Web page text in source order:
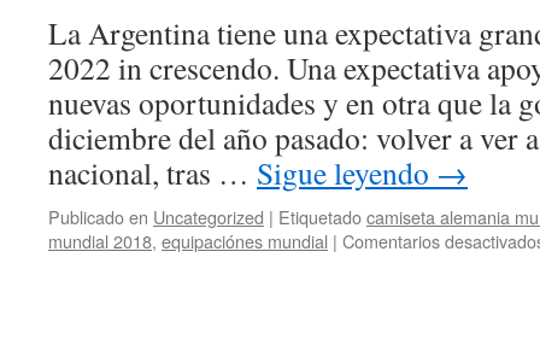
La Argentina tiene una expectativa
2022 in crescendo. Una expectativa
nuevas oportunidades y en otra que la
diciembre del año pasado: volver a ver
nacional, tras … Sigue leyendo →
Publicado en Uncategorized | Etiquetadocamiseta alemania
mundial 2018, equipaciónes mundial | Comentarios